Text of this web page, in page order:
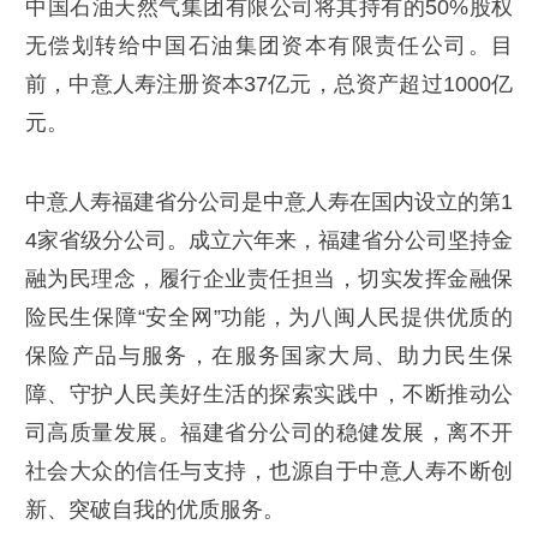
中国石油天然气集团有限公司将其持有的50%股权
无偿划转给中国石油集团资本有限责任公司。目
前，中意人寿注册资本37亿元，总资产超过1000亿
元。
中意人寿福建省分公司是中意人寿在国内设立的第1
4家省级分公司。成立六年来，福建省分公司坚持金
融为民理念，履行企业责任担当，切实发挥金融保
险民生保障“安全网”功能，为八闽人民提供优质的
保险产品与服务，在服务国家大局、助力民生保
障、守护人民美好生活的探索实践中，不断推动公
司高质量发展。福建省分公司的稳健发展，离不开
社会大众的信任与支持，也源自于中意人寿不断创
新、突破自我的优质服务。